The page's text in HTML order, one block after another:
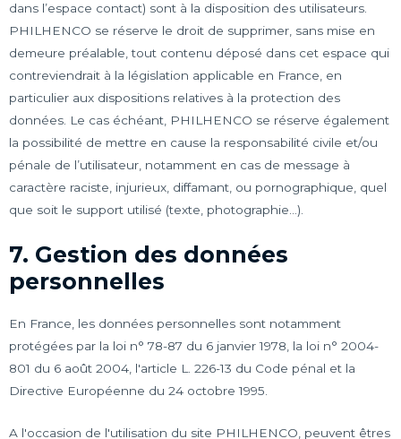
dans l’espace contact) sont à la disposition des utilisateurs.
PHILHENCO se réserve le droit de supprimer, sans mise en
demeure préalable, tout contenu déposé dans cet espace qui
contreviendrait à la législation applicable en France, en
particulier aux dispositions relatives à la protection des
données. Le cas échéant, PHILHENCO se réserve également
la possibilité de mettre en cause la responsabilité civile et/ou
pénale de l’utilisateur, notamment en cas de message à
caractère raciste, injurieux, diffamant, ou pornographique, quel
que soit le support utilisé (texte, photographie…).
7. Gestion des données
personnelles
En France, les données personnelles sont notamment
protégées par la loi n° 78-87 du 6 janvier 1978, la loi n° 2004-
801 du 6 août 2004, l'article L. 226-13 du Code pénal et la
Directive Européenne du 24 octobre 1995.
A l'occasion de l'utilisation du site PHILHENCO, peuvent êtres